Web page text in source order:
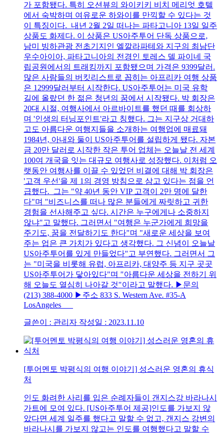
가 포함됐다. 특히 오션뷰의 와이키키 비치 메리엇 호텔
에서 숙박하며 여유로운 하와이를 만끽할 수 있다는 것
이 특징이다. 내년 2월 2일 떠나는 파타고니아 13일 일주
상품도 화제다. 이 상품은 US아주투어 단독 상품으로,
남미 빙하관광 전초기지인 엘깔라파테와 지구의 최남단
우수아이아, 파타고니아의 전경인 토레스 델 파이네 국
립공원에서의 트래킹까지 포함됐으며 가격은 9399달러.
많은 사람들의 버킷리스트로 꼽히는 아프리카 여행 상품
은 12999달러부터 시작한다. US아주투어는 미국 유학
길에 올랐던 한 젊은 청년의 꿈에서 시작됐다. 박 회장은
20대 시절, 여행사에서 아르바이트를 했던 때를 회상하
며 '인생의 터닝포인트'라고 칭했다. 그는 지구상 거대하
고도 아름다운 여행지들을 소개하는 여행업에 매료돼
1984년, 아내와 둘이 US아주투어를 설립하게 됐다. 자본
금 20만 달러로 시작한 작은 투어 업체는 오늘날 전 세계
100여 개국을 잇는 대규모 여행사로 성장했다. 이처럼 오
랫동안 여행사를 이끌 수 있었던 비결에 대해 박 회장은
'고객 우선'을 제 1의 경영 방침으로 삼고 있다는 점을 언
급했다. 그는 "약 40년 동안 VIP 고객이 2만 명에 달한
다"며 "비즈니스를 떠나 많은 분들에게 짜릿하고 귀한
경험을 선사해주고 싶다. 시간은 누구에게나 소중하지
않냐"고 말했다. 그러면서 "여행은 누군가에게 희망을
주기도, 꿈을 전달하기도 한다"며 "새로운 세상을 보여
주는 업은 큰 가치가 있다고 생각했다. 그 신념이 오늘날
US아주투어를 있게 만들었다"고 부연했다. 그러면서 그
는 "미국을 비롯해 유럽, 아프리카, 대양주 등 지구 곳곳
US아주투어가 닿아있다"며 "아름다운 세상을 전하기 위
해 오늘도 열심히 나아갈 것"이라고 말했다. ▶문의
(213) 388-4000 ▶주소 833 S. Western Ave. #35-A
LosAngeles
글쓴이 : 관리자 작성일 : 2023.11.10
[투어멘토 박평식의 여행 이야기] 성스러운 영혼의 휴식
처
인도 화려한 사리를 입은 순례자들이 갠지스강 바라나시
가트에 모여 있다. [US아주투어 제공]인도를 가보지 않
았다면 세계 일주를 했다고 말할 수 없고, 갠지스 강변의
바라나시를 가보지 않고는 인도를 여행했다고 말할 수